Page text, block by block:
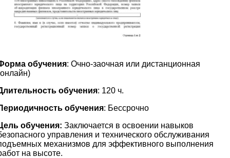
обучения: Очно-заочная или дистанционная
обучения: 120 ч.
обучения: Бессрочно
обучения: Заключается в освоении навыков
управления и технического обслуживания
механизмов для эффективного выполнения
на высоте.